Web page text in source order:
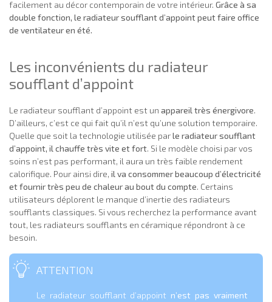
facilement au décor contemporain de votre intérieur. Grâce à sa
double fonction, le radiateur soufflant d’appoint peut faire office
de ventilateur en été.
Les inconvénients du radiateur
soufflant d’appoint
Le radiateur soufflant d’appoint est un appareil très énergivore.
D’ailleurs, c’est ce qui fait qu’il n’est qu’une solution temporaire.
Quelle que soit la technologie utilisée parle radiateur soufflant
d’appoint, il chauffe très vite et fort. Si le modèle choisi par vos
soins n’est pas performant, il aura un très faible rendement
calorifique. Pour ainsi dire, il va consommer beaucoup d’électricité
et fournir très peu de chaleur au bout du compte. Certains
utilisateurs déplorent le manque d’inertie des radiateurs
soufflants classiques. Si vous recherchez la performance avant
tout, les radiateurs soufflants en céramique répondront à ce
besoin.
ATTENTION
Le radiateur soufflant d’appoint n’est pas vraiment